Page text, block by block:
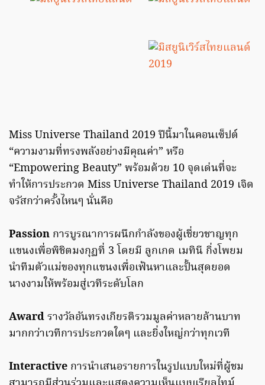
Miss Universe Thailand 2019 ปีนี้มาในคอนเซ็ปต์
“ความงามที่ทรงพลังอย่างมีคุณค่า” หรือ
“Empowering Beauty” พร้อมด้วย 10 จุดเด่นที่จะ
ทำให้การประกวด Miss Universe Thailand 2019 เจิด
จรัสกว่าครั้งไหนๆ นั่นคือ
Passion การบูรณาการผนึกกำลังของผู้เชี่ยวชาญทุก
แขนงเพื่อพิชิตมงกุฏที่ 3 โดยมี ลูกเกด เมทินี กิ่งโพยม
นำทีมตัวแม่ของทุกแขนงเพื่อเฟ้นหาและปั้นสุดยอด
นางงามให้พร้อมสู่เวทีระดับโลก
Awardรางวัลอันทรงเกียรติรวมมูลค่าหลายล้านบาท
มากกว่าเวทีการประกวดใดๆ และยิ่งใหญ่กว่าทุกเวที
Interactive การนำเสนอรายการในรูปแบบใหม่ที่ผู้ชม